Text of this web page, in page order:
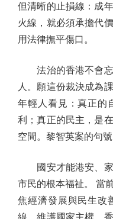
但清晰的止損線：成
火線，就必須承擔代
用法律撫平傷口。
法治的香港不會忘
人。願這份裁決成為
年輕人看見：真正的
利；真正的民主，是
空間。黎智英案的句
國安才能港安、家
市民的根本福祉。 當
焦經濟發展與民生改
線、維護國家主權，